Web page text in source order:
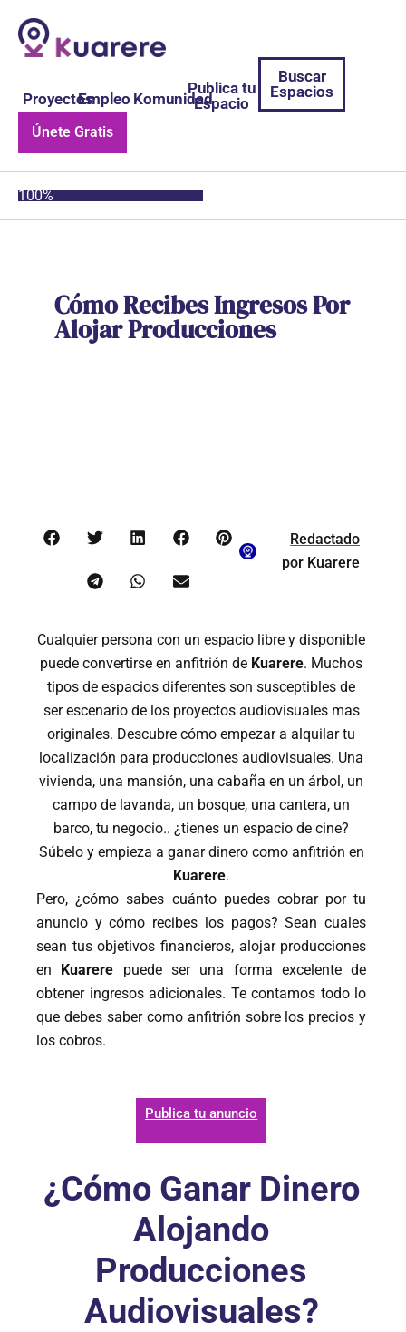
ProyectosEmpleo Komunidad
Publica tu
Espacio
Buscar
Espacios
Únete Gratis
100%
Cómo Recibes Ingresos Por
Alojar Producciones
Redactado
por Kuarere
Cualquier persona con un espacio libre y disponible
puede convertirse en anfitrión de Kuarere. Muchos
tipos de espacios diferentes son susceptibles de
ser escenario de los proyectos audiovisuales mas
originales. Descubre cómo empezar a alquilar tu
localización para producciones audiovisuales. Una
vivienda, una mansión, una cabaña en un árbol, un
campo de lavanda, un bosque, una cantera, un
barco, tu negocio.. ¿tienes un espacio de cine?
Súbelo y empieza a ganar dinero como anfitrión en
Kuarere.
Pero, ¿cómo sabes cuánto puedes cobrar por tu
anuncio y cómo recibes los pagos?Sean cuales
sean tus objetivos financieros, alojar producciones
en Kuarere puede ser una forma excelente de
obtener ingresos adicionales. Te contamos todo lo
que debes saber como anfitrión sobre los precios y
los cobros.
Publica tu anuncio
¿Cómo Ganar Dinero
Alojando
Producciones
Audiovisuales?